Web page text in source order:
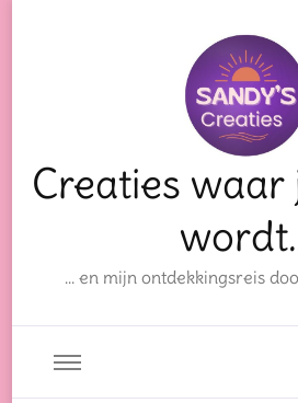
Creaties waar
… en mijn ontdekkingsreis